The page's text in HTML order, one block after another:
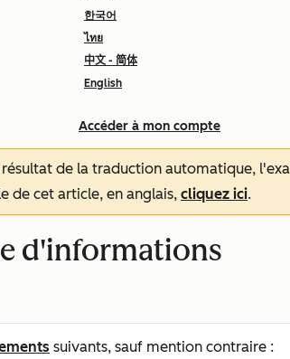
한국어
ไทย
中文 - 简体
English
Accéder à mon compte
de la traduction automatique,
de cet article, en anglais, cliquez ici.
d'informations
suivants, sauf mention contraire :